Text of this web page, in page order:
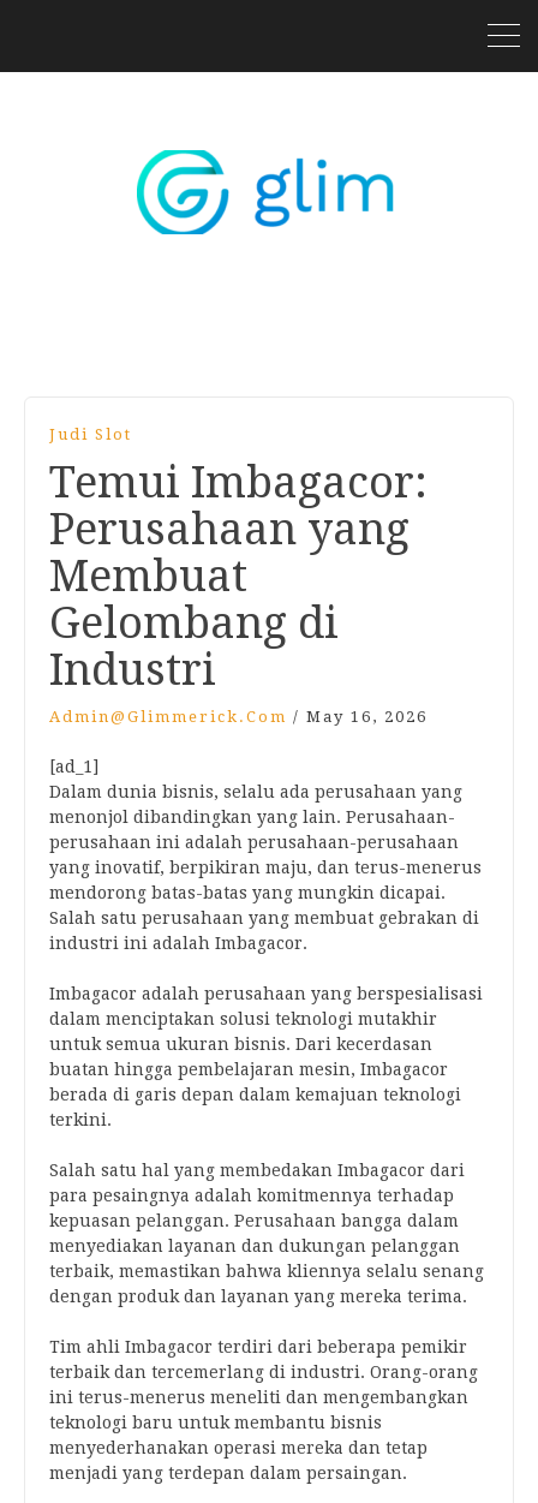
Judi Slot
Temui Imbagacor:
Perusahaan yang
Membuat
Gelombang di
Industri
Admin@glimmerick.com / May 16, 2026
[ad_1]
Dalam dunia bisnis, selalu ada perusahaan yang
menonjol dibandingkan yang lain. Perusahaan-
perusahaan ini adalah perusahaan-perusahaan
yang inovatif, berpikiran maju, dan terus-menerus
mendorong batas-batas yang mungkin dicapai.
Salah satu perusahaan yang membuat gebrakan di
industri ini adalah Imbagacor.
Imbagacor adalah perusahaan yang berspesialisasi
dalam menciptakan solusi teknologi mutakhir
untuk semua ukuran bisnis. Dari kecerdasan
buatan hingga pembelajaran mesin, Imbagacor
berada di garis depan dalam kemajuan teknologi
terkini.
Salah satu hal yang membedakan Imbagacor dari
para pesaingnya adalah komitmennya terhadap
kepuasan pelanggan. Perusahaan bangga dalam
menyediakan layanan dan dukungan pelanggan
terbaik, memastikan bahwa kliennya selalu senang
dengan produk dan layanan yang mereka terima.
Tim ahli Imbagacor terdiri dari beberapa pemikir
terbaik dan tercemerlang di industri. Orang-orang
ini terus-menerus meneliti dan mengembangkan
teknologi baru untuk membantu bisnis
menyederhanakan operasi mereka dan tetap
menjadi yang terdepan dalam persaingan.